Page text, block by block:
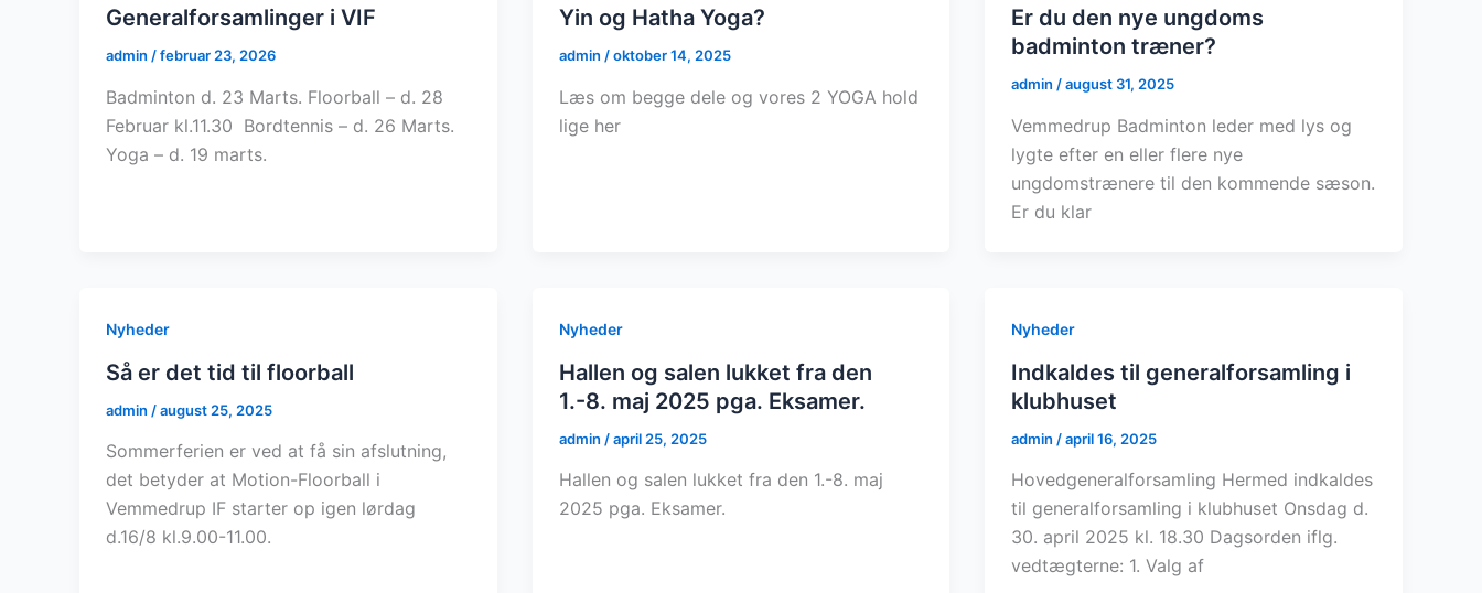
Generalforsamlinger i VIF
admin /februar 23, 2026
Badminton d. 23 Marts. Floorball – d. 28
Februar kl.11.30 Bordtennis – d. 26 Marts.
Yoga – d. 19 marts.
Yin og Hatha Yoga?
admin /oktober 14, 2025
Læs om begge dele og vores 2 YOGA hold
lige her
Er du den nye ungdoms
badminton træner?
admin /august 31, 2025
Vemmedrup Badminton leder med lys og
lygte efter en eller flere nye
ungdomstrænere til den kommende sæson.
Er du klar
Nyheder
Så er det tid til floorball
admin /august 25, 2025
Sommerferien er ved at få sin afslutning,
det betyder at Motion-Floorball i
Vemmedrup IF starter op igen lørdag
d.16/8 kl.9.00-11.00.
Nyheder
Hallen og salen lukket fra den
1.-8. maj 2025 pga. Eksamer.
admin /april 25, 2025
Hallen og salen lukket fra den 1.-8. maj
2025 pga. Eksamer.
Nyheder
Indkaldes til generalforsamling i
klubhuset
admin /april 16, 2025
Hovedgeneralforsamling Hermed indkaldes
til generalforsamling i klubhuset Onsdag d.
30. april 2025 kl. 18.30 Dagsorden iflg.
vedtægterne: 1. Valg af